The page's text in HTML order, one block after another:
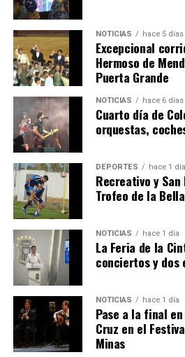
4º DÍA DE LAS FIESTAS
hace 6 días Huelvatv
SEXTA CORRIDA DE LAS
2026
hace 4 días· Huelvatv
NOTICIAS hace 5 días
Excepcional
Hermoso de
Puerta Grande
NOTICIAS hace 6 días
Cuarto día de
orquestas,
DEPORTES hace 1 día
Recreativo y
Trofeo de la Bella
NOTICIAS hace 1 día
La Feria de la
conciertos y dos
NOTICIAS hace 1 día
Pase a la final
Cruz en el
Minas